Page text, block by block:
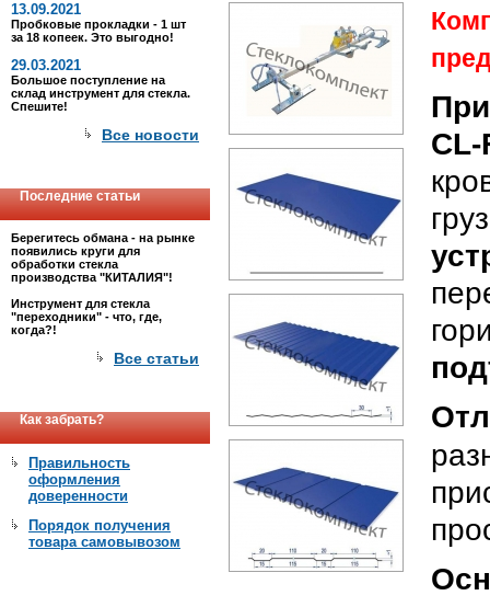
13.09.2021
Пробковые прокладки - 1 шт
за 18 копеек. Это выгодно!
29.03.2021
Большое поступление на
склад инструмент для стекла.
Спешите!
Все новости
Последние статьи
Берегитесь обмана - на рынке
появились круги для
обработки стекла
производства "КИТАЛИЯ"!
Инструмент для стекла
"переходники" - что, где,
когда?!
Все статьи
Как забрать?
Правильность
оформления
доверенности
Порядок получения
товара самовывозом